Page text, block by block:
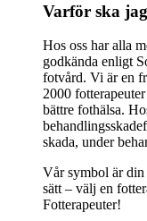
Varför ska
Hos oss har alla
godkända enligt
fotvård. Vi är en
2000
bättre fothälsa.
skada, under
Vår symbol är din
sätt – välj en
Fotterapeuter!